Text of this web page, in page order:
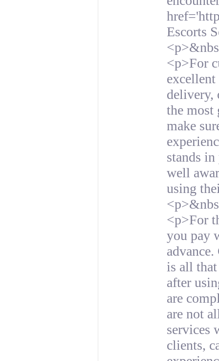
Escorts
<p>For
delivery,
the most
make
stands
well
using
<p>For
you pay
is all
after
are
are not
services
clients,